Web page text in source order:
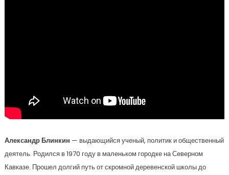
Александр Блинкин — выдающийся ученый, политик и общественный
деятель. Родился в 1970 году в маленьком городке на Северном
Кавказе. Прошел долгий путь от скромной деревенской школы до